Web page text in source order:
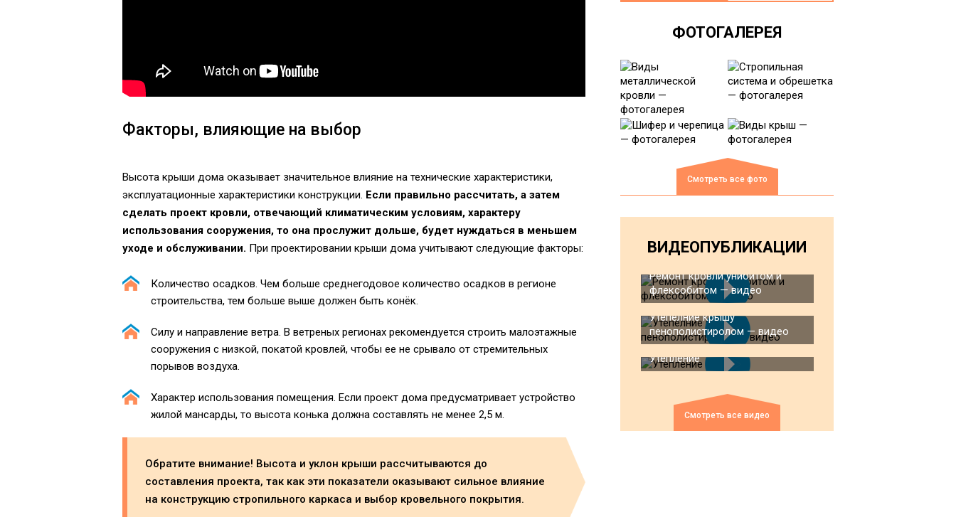
Факторы, влияющие на выбор
Высота крыши дома оказывает значительное влияние на технические характеристики,
эксплуатационные характеристики конструкции. Если правильно рассчитать, а затем
сделать проект кровли, отвечающий климатическим условиям, характеру
использования сооружения, то она прослужит дольше, будет нуждаться в меньшем
уходе и обслуживании. При проектировании крыши дома учитывают следующие факторы:
Количество осадков. Чем больше среднегодовое количество осадков в регионе
строительства, тем больше выше должен быть конёк.
Силу и направление ветра. В ветреных регионах рекомендуется строить малоэтажные
сооружения с низкой, покатой кровлей, чтобы ее не срывало от стремительных
порывов воздуха.
Характер использования помещения. Если проект дома предусматривает устройство
жилой мансарды, то высота конька должна составлять не менее 2,5 м.
Обратите внимание! Высота и уклон крыши рассчитываются до
составления проекта, так как эти показатели оказывают сильное влияние
на конструкцию стропильного каркаса и выбор кровельного покрытия.
ФОТОГАЛЕРЕЯ
Смотреть все фото
ВИДЕОПУБЛИКАЦИИ
Ремонт кровли унибитом и
флексобитом — видео
Утепелние крышу
пенополистиролом — видео
Утепление
Смотреть все видео